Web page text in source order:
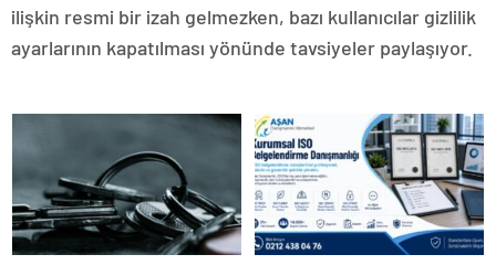
ilişkin resmi bir izah gelmezken, bazı kullanıcılar gizlilik
ayarlarının kapatılması yönünde tavsiyeler paylaşıyor.